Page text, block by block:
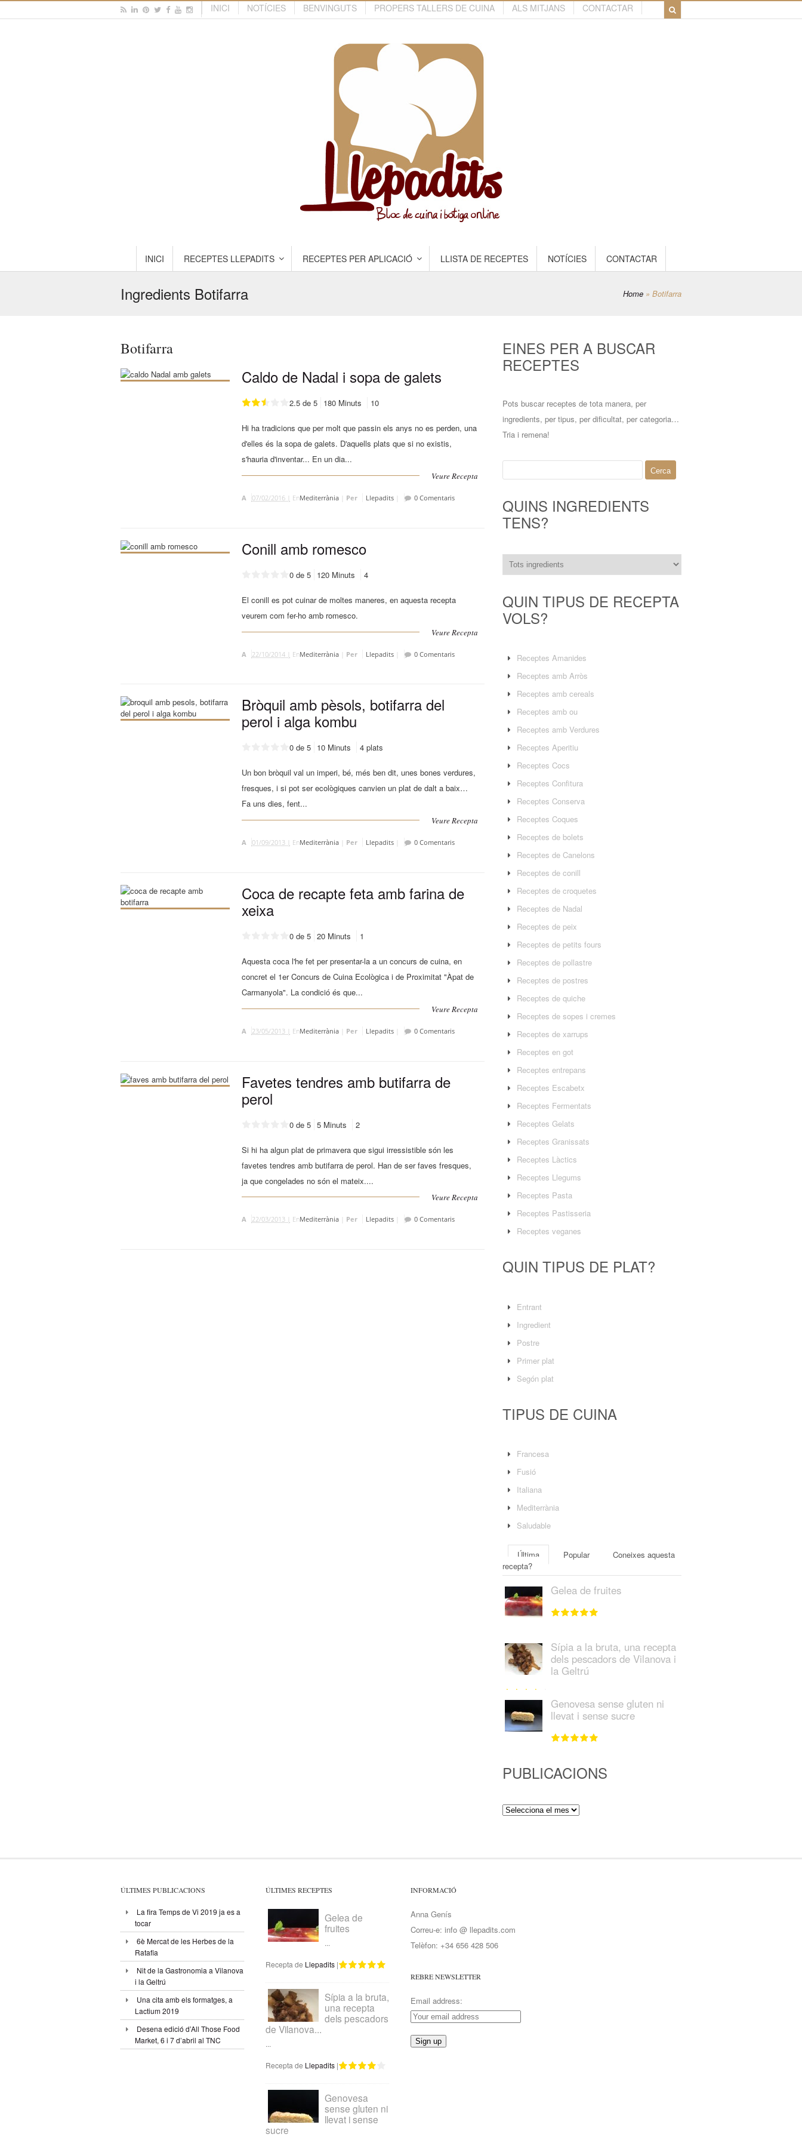
INICI NOTÍCIES BENVINGUTS PROPERS TALLERS DE CUINA ALS MITJANS CONTACTAR
INICI RECEPTES LLEPADITS RECEPTES PER APLICACIÓ LLISTA DE RECEPTES NOTÍCIES CONTACTAR
Ingredients Botifarra Home » Botifarra
Botifarra
Caldo de Nadal i sopa de galets
2.5 de 5 180 Minuts 10
Hi ha tradicions que per molt que passin els anys no es perden, una
d'elles és la sopa de galets. D'aquells plats que si no existis,
s'hauria d'inventar... En un dia...
Veure Recepta
A 07/02/2016 | EnMediterrània| Per Llepadits| 0 Comentaris
Conill amb romesco
0 de 5 120 Minuts 4
El conill es pot cuinar de moltes maneres, en aquesta recepta
veurem com fer-ho amb romesco.
Veure Recepta
A 22/10/2014 | EnMediterrània| Per Llepadits| 0 Comentaris
Bròquil amb pèsols, botifarra del
perol i alga kombu
0 de 5 10 Minuts 4 plats
Un bon bròquil val un imperi, bé, més ben dit, unes bones verdures,
fresques, i si pot ser ecològiques canvien un plat de dalt a baix…
Fa uns dies, fent...
Veure Recepta
A 01/09/2013 | EnMediterrània| Per Llepadits| 0 Comentaris
Coca de recapte feta amb farina de
xeixa
0 de 5 20 Minuts 1
Aquesta coca l'he fet per presentar-la a un concurs de cuina, en
concret el 1er Concurs de Cuina Ecològica i de Proximitat "Àpat de
Carmanyola". La condició és que...
Veure Recepta
A 23/05/2013 | EnMediterrània| Per Llepadits| 0 Comentaris
Favetes tendres amb butifarra de
perol
0 de 5 5 Minuts 2
Si hi ha algun plat de primavera que sigui irressistible són les
favetes tendres amb butifarra de perol. Han de ser faves fresques,
ja que congelades no són el mateix....
Veure Recepta
A 22/03/2013 | EnMediterrània| Per Llepadits| 0 Comentaris
EINES PER A BUSCAR
RECEPTES
Pots buscar receptes de tota manera, per
ingredients, per tipus, per dificultat, per categoria…
Tria i remena!
QUINS INGREDIENTS
TENS?
QUIN TIPUS DE RECEPTA
VOLS?
Receptes Amanides
Receptes amb Arròs
Receptes amb cereals
Receptes amb ou
Receptes amb Verdures
Receptes Aperitiu
Receptes Cocs
Receptes Confitura
Receptes Conserva
Receptes Coques
Receptes de bolets
Receptes de Canelons
Receptes de conill
Receptes de croquetes
Receptes de Nadal
Receptes de peix
Receptes de petits fours
Receptes de pollastre
Receptes de postres
Receptes de quiche
Receptes de sopes i cremes
Receptes de xarrups
Receptes en got
Receptes entrepans
Receptes Escabetx
Receptes Fermentats
Receptes Gelats
Receptes Granissats
Receptes Làctics
Receptes Llegums
Receptes Pasta
Receptes Pastisseria
Receptes veganes
QUIN TIPUS DE PLAT?
Entrant
Ingredient
Postre
Primer plat
Segón plat
TIPUS DE CUINA
Francesa
Fusió
Italiana
Mediterrània
Saludable
Última Popular
Coneixes aquesta
recepta?
Gelea de fruites
Sípia a la bruta, una recepta
dels pescadors de Vilanova i
la Geltrú
Genovesa sense gluten ni
llevat i sense sucre
PUBLICACIONS
Publicacions
ÚLTIMES PUBLICACIONS
La fira Temps de Vi 2019 ja es a
tocar
6è Mercat de les Herbes de la
Ratafia
Nit de la Gastronomia a Vilanova
i la Geltrú
Una cita amb els formatges, a
Lactium 2019
Desena edició d’All Those Food
Market, 6 i 7 d’abril al TNC
ÚLTIMES RECEPTES
Gelea de
fruites
...
Recepta de Llepadits|
Sípia a la bruta,
una recepta
dels pescadors
de Vilanova...
...
Recepta de Llepadits|
Genovesa
sense gluten ni
llevat i sense
sucre
INFORMACIÓ
Anna Genís
Correu-e: info @ llepadits.com
Telèfon: +34 656 428 506
REBRE NEWSLETTER
Email address: